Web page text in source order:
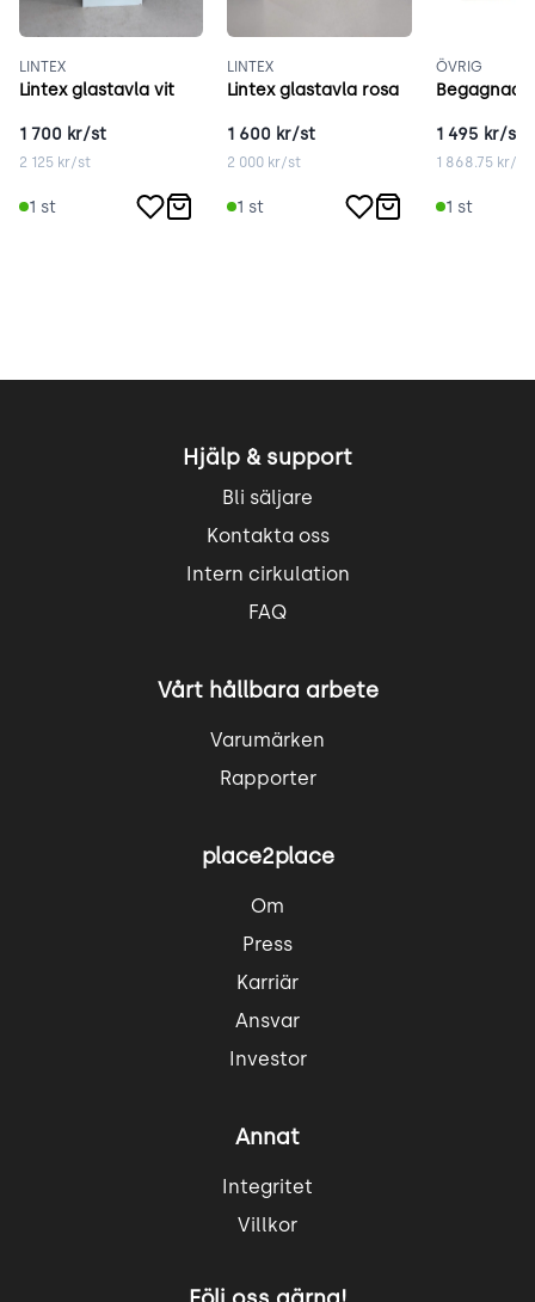
LINTEX
Lintex glastavla vit
1 700 kr/st
2 125 kr/st
1 st
LINTEX
Lintex glastavla rosa
1 600 kr/st
2 000 kr/st
1 st
ÖVRIG
1 495 kr/st
1 868.75kr/st
1 st
Hjälp & support
Bli säljare
Kontakta oss
Intern cirkulation
FAQ
Vårt hållbara arbete
Varumärken
Rapporter
place2place
Om
Press
Karriär
Ansvar
Investor
Annat
Integritet
Villkor